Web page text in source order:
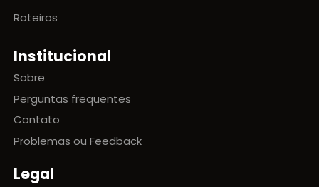
Roteiros
Institucional
Sobre
Perguntas frequentes
Contato
Problemas ou Feedback
Legal